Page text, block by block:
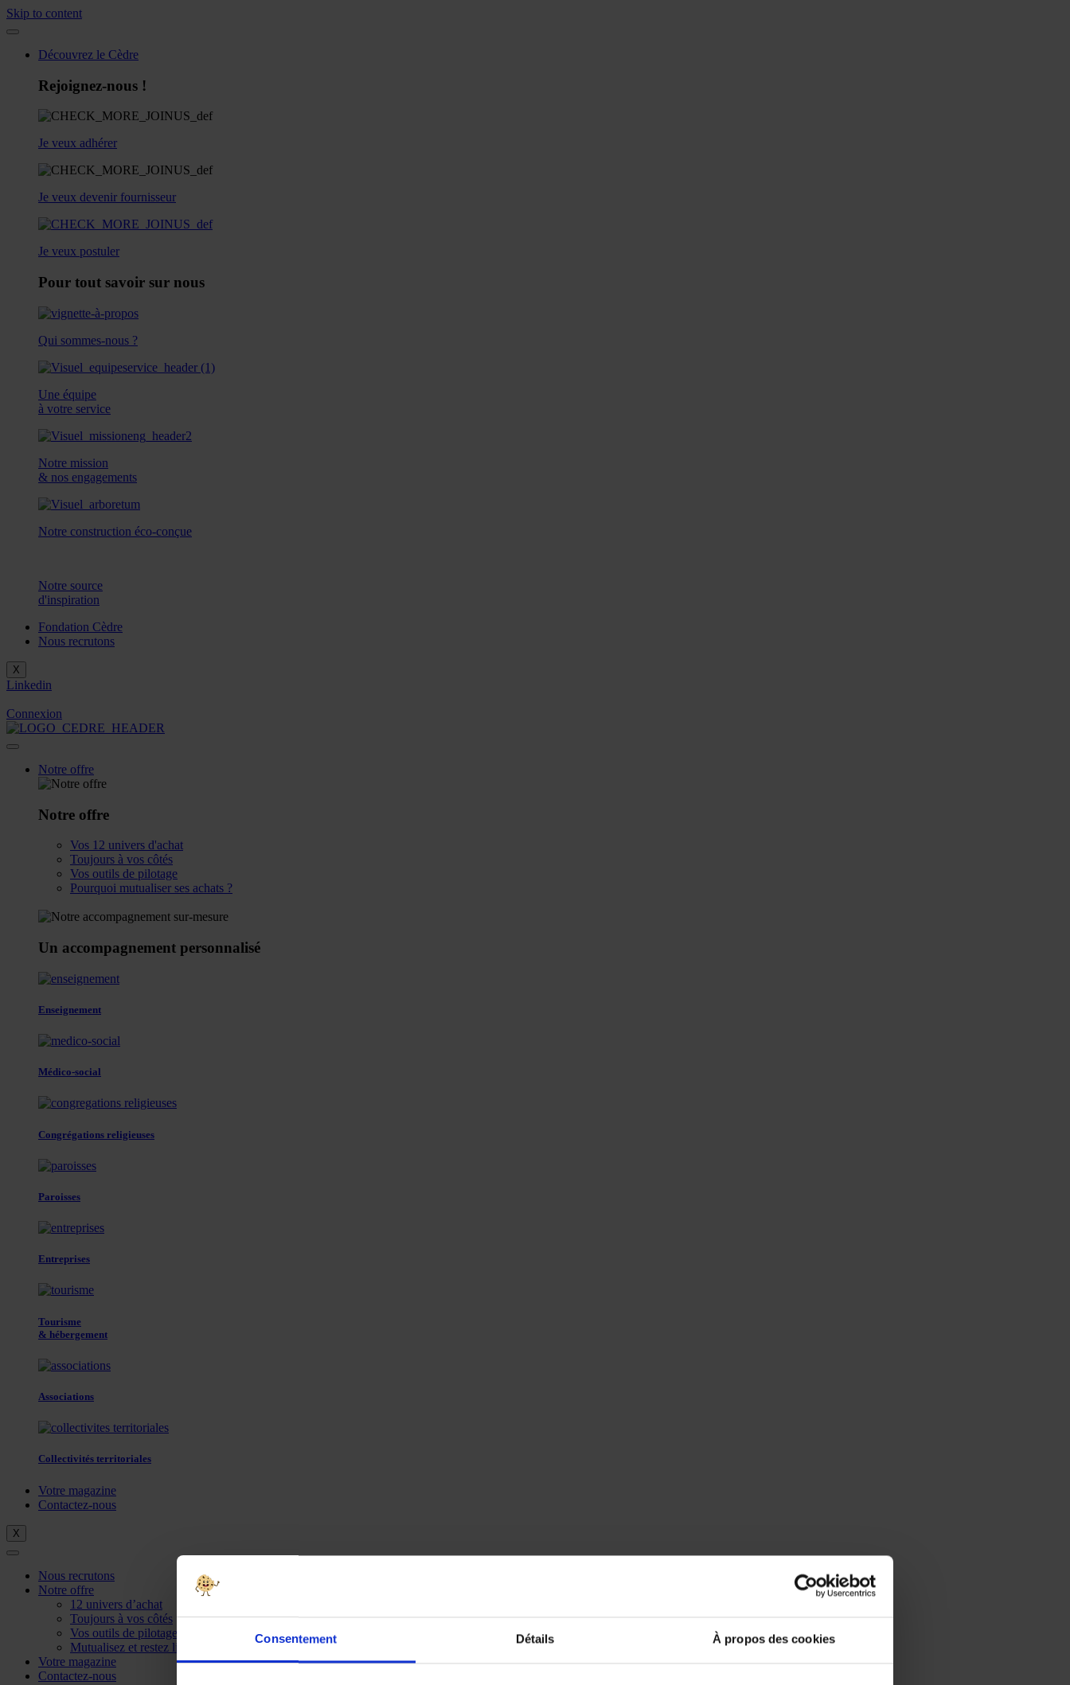
Consentement Détails À propos des cookies
Skip to content
Découvrez le Cèdre
Rejoignez-nous !
Je veux adhérer
Je veux devenir fournisseur
Je veux postuler
Pour tout savoir sur nous
Qui sommes-nous ?
Une équipe
à votre service
Notre mission
& nos engagements
Notre construction éco-conçue
Notre source
d'inspiration
Fondation Cèdre
Nous recrutons
X
Linkedin
Connexion
Notre offre
Notre offre
Vos 12 univers d'achat
Toujours à vos côtés
Vos outils de pilotage
Pourquoi mutualiser ses achats ?
Un accompagnement personnalisé
Enseignement
Médico-social
Congrégations religieuses
Paroisses
Entreprises
Tourisme
& hébergement
Associations
Collectivités territoriales
Votre magazine
Contactez-nous
X
Nous recrutons
Notre offre
12 univers d’achat
Toujours à vos côtés
Vos outils de pilotage
Mutualisez et restez libre
Votre magazine
Contactez-nous